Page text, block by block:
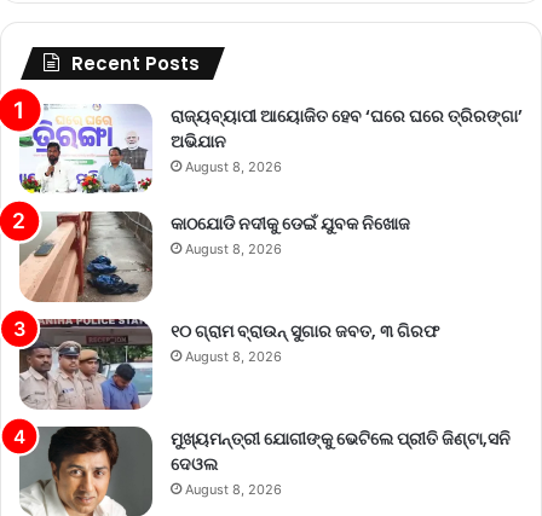
Recent Posts
ରାଜ୍ୟବ୍ୟାପୀ ଆୟୋଜିତ ହେବ ‘ଘରେ ଘରେ ତ୍ରିରଙ୍ଗା’
ଅଭିଯାନ
August 8, 2026
କାଠଯୋଡି ନଦୀକୁ ଡେଇଁ ଯୁବକ ନିଖୋଜ
August 8, 2026
୧୦ ଗ୍ରାମ ବ୍ରାଉନ୍ ସୁଗାର ଜବତ, ୩ ଗିରଫ
August 8, 2026
ମୁଖ୍ୟମନ୍ତ୍ରୀ ଯୋଗୀଙ୍କୁ ଭେଟିଲେ ପ୍ରୀତି ଜିଣ୍ଟା,ସନି
ଦେଓଲ
August 8, 2026